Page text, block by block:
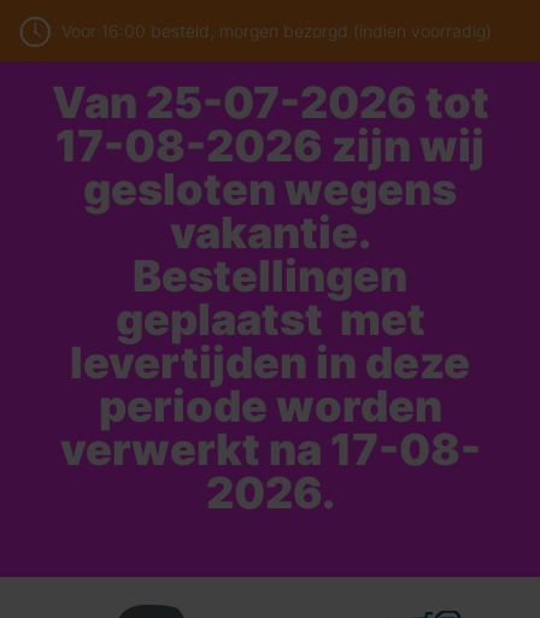
Voor 16:00 besteld, morgen bezorgd (indien voorradig)
Van 25-07-2026 tot
17-08-2026 zijn wij
gesloten wegens
vakantie.
Bestellingen
geplaatst met
levertijden in deze
periode worden
verwerkt na 17-08-
2026.